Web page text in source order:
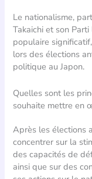
Le nationalisme,
Takaichi et son
populaire
lors des élections
politique au Japon.
Quelles sont les
souhaite mettre en
Après les élections
concentrer sur la
des capacités de
ainsi que sur des